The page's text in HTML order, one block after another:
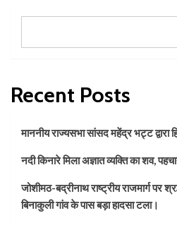
Recent Posts
माननीय राज्यसभा सांसद महेंद्र भट्ट
नदी किनारे मिला अज्ञात व्यक्ति का शव,
जोशीमठ-बद्रीनाथ राष्ट्रीय राजमार्ग
बिनाकुली गांव के पास बड़ा हादसा टला।